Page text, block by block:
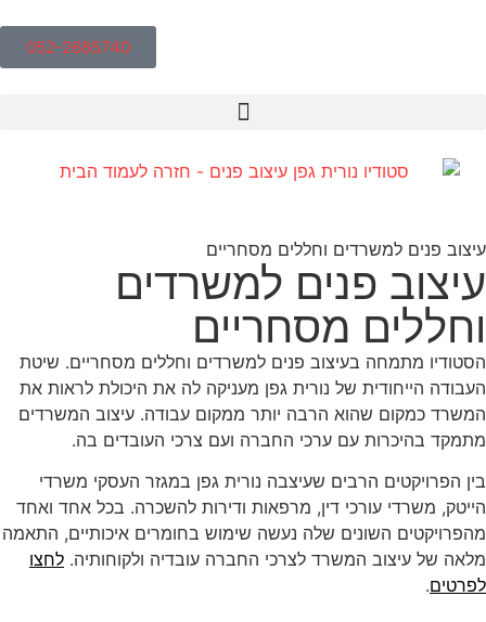
052-2685740
עיצוב פנים למשרדים וחללים מסחריים
עיצוב פנים למשרדים
וחללים מסחריים
הסטודיו מתמחה בעיצוב פנים למשרדים וחללים מסחריים. שיטת
העבודה הייחודית של נורית גפן מעניקה לה את היכולת לראות את
המשרד כמקום שהוא הרבה יותר ממקום עבודה. עיצוב המשרדים
מתמקד בהיכרות עם ערכי החברה ועם צרכי העובדים בה.
בין הפרויקטים הרבים שעיצבה נורית גפן במגזר העסקי משרדי
הייטק, משרדי עורכי דין, מרפאות ודירות להשכרה. בכל אחד ואחד
מהפרויקטים השונים שלה נעשה שימוש בחומרים איכותיים, התאמה
מלאה של עיצוב המשרד לצרכי החברה עובדיה ולקוחותיה. לחצו
לפרטים.